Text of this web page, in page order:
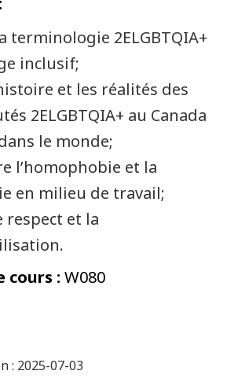
terminologie 2ELGBTQIA+
inclusif;
et les réalités des
2ELGBTQIA+ au Canada
le monde;
l’homophobie et la
en milieu de travail;
respect et la
cours : W080
: 2025-07-03